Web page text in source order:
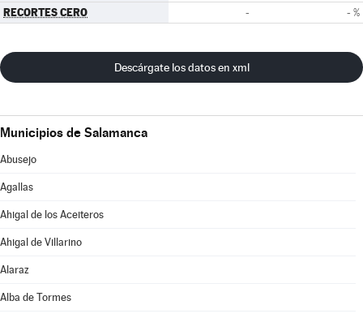
RECORTES CERO - - %
Descárgate los datos en xml
Municipios de Salamanca
Abusejo
Agallas
Ahigal de los Aceiteros
Ahigal de Villarino
Alaraz
Alba de Tormes